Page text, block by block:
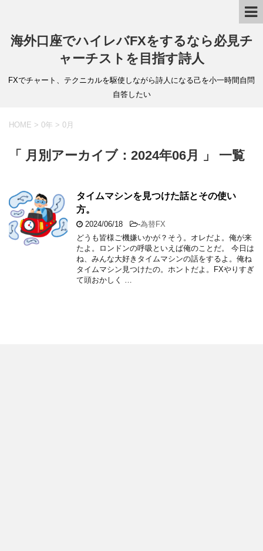
海外口座でハイレバFXをするなら必見チ
ャーチストを目指す詩人
FXでチャート、テクニカルを駆使しながら詩人になる己を小一時間自問
自答したい
HOME > 0年 > 0月
「 月別アーカイブ：2024年06月 」 一覧
タイムマシンを見つけた話とその使い
方。
2024/06/18 -為替FX
どうも皆様ご機嫌いかが？そう。オレだよ。俺が来
たよ。ロンドンの呼吸といえば俺のことだ。 今日は
ね、みんな大好きタイムマシンの話をするよ。俺ね
タイムマシン見つけたの。ホントだよ。FXやりすぎ
て頭おかしく …